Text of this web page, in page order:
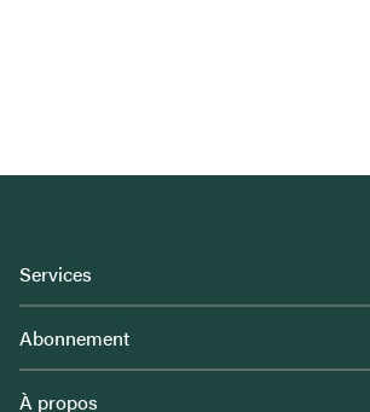
Services
Abonnement
À propos